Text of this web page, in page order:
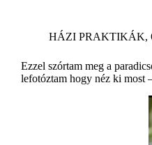
HÁZI PRAKTIKÁK,
Ezzel szórtam meg a
lefotóztam hogy néz ki most